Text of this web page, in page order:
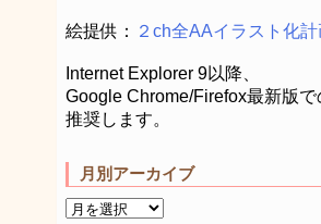
絵提供： ２ch全AAイラスト化
Internet Explorer 9以降、
Google Chrome/Firefox最新版で
推奨します。
月別アーカイブ